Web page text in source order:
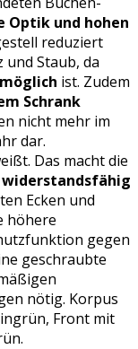
Optik und hohen
reduziert
und Staub, da
ist. Zudem
Schrank
nicht mehr im
dar.
Das macht die
Ecken und
höhere
gegen
geschraubte
nötig. Korpus
Front mit